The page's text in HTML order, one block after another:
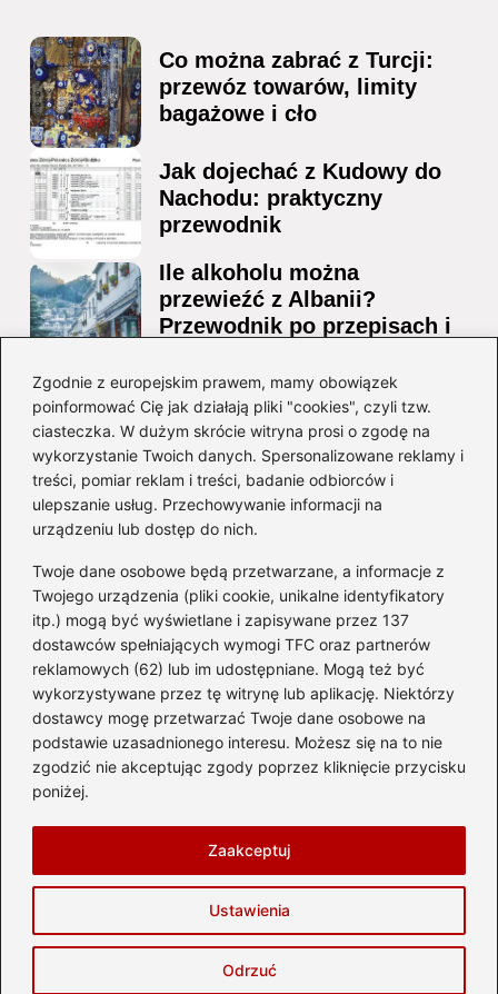
Zgodnie z europejskim prawem, mamy obowiązek
poinformować Cię jak działają pliki "cookies", czyli tzw.
ciasteczka. W dużym skrócie witryna prosi o zgodę na
wykorzystanie Twoich danych. Spersonalizowane reklamy i
treści, pomiar reklam i treści, badanie odbiorców i
ulepszanie usług. Przechowywanie informacji na
urządzeniu lub dostęp do nich.
Twoje dane osobowe będą przetwarzane, a informacje z
Twojego urządzenia (pliki cookie, unikalne identyfikatory
itp.) mogą być wyświetlane i zapisywane przez 137
dostawców spełniających wymogi TFC oraz partnerów
reklamowych (62) lub im udostępniane. Mogą też być
wykorzystywane przez tę witrynę lub aplikację. Niektórzy
dostawcy mogę przetwarzać Twoje dane osobowe na
podstawie uzasadnionego interesu. Możesz się na to nie
zgodzić nie akceptując zgody poprzez kliknięcie przycisku
poniżej.
Ustawienia
Odrzuć
Zaakceptuj
Co można zabrać z Turcji:
przewóz towarów, limity
bagażowe i cło
Jak dojechać z Kudowy do
Nachodu: praktyczny
przewodnik
Ile alkoholu można
przewieźć z Albanii?
Przewodnik po przepisach i
Ile alkoholu można legalnie
przesłać przez granicę do
Czech?
Kategorie
Ciekawostki(8)
Kultura i tradycje(10)
Loty(234)
Polska(66)
Wakacje (295)
Zabytki(8)
Zagranica(47)
Copyright © 2026 delta-travel.pl
Prywatność
Zasady użytkowania
Napisz do nas